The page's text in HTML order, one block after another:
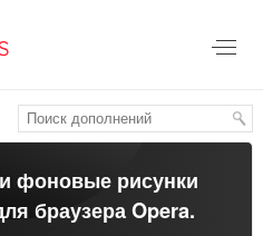
фоновые рисунки
браузера Opera.